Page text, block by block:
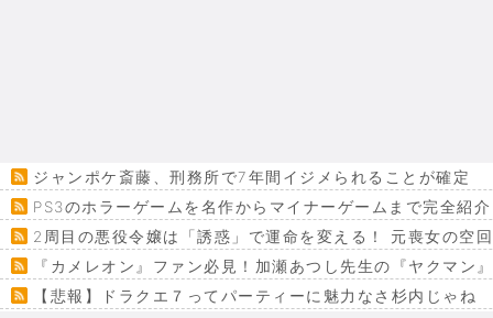
ジャンポケ斎藤、刑務所で7年間イジメられることが確定
PS3のホラーゲームを名作からマイナーゲームまで完全紹
2周目の悪役令嬢は「誘惑」で運命を変える！ 元喪女の空
『カメレオン』ファン必見！加瀬あつし先生の『ヤクマン
【悲報】ドラクエ７ってパーティーに魅力なさ杉内じゃね